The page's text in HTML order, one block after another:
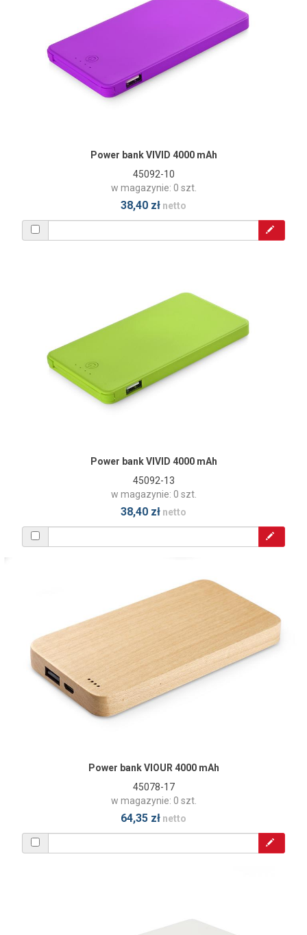
Power bank VIVID 4000 mAh
45092-10
w magazynie: 0 szt.
38,40 zł netto
Power bank VIVID 4000 mAh
45092-13
w magazynie: 0 szt.
38,40 zł netto
Power bank VIOUR 4000 mAh
45078-17
w magazynie: 0 szt.
64,35 zł netto